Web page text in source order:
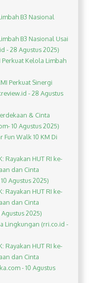
B3 Nasional
B3 Nasional Usai
- 28 Agustus 2025)
Perkuat Kelola Limbah
Perkuat Sinergi
- 28 Agustus
& Cinta
10 Agustus 2025)
Fun Walk 10 KM Di
Rayakan HUT RI ke-
dan Cinta
Agustus 2025)
Rayakan HUT RI ke-
dan Cinta
2025)
Lingkungan (rri.co.id -
Rayakan HUT RI ke-
dan Cinta
- 10 Agustus